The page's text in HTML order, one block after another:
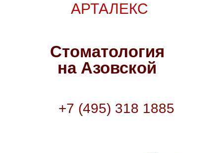
Стоматология
на Азовской
+7 (495) 318 1885
АРТАЛЕКС